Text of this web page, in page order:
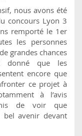
nous avons été
concours Lyon 3
remporté le 1er
les personnes
grandes chances
donné que les
encore que
ce projet à
à l’avis
de voir que
bel avenir devant